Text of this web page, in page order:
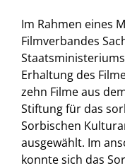
Im Rahmen eines
Filmverbandes
Erhaltung des
zehn Filme aus
Stiftung für das
Sorbischen
ausgewählt. Im
konnte sich das